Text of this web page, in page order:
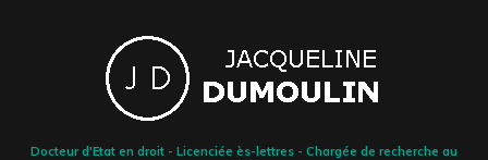
Docteur d'Etat en droit - Licenciée ès-lettres - Chargée de recherche au